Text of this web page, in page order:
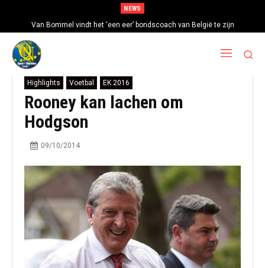
NEWS
Van Bommel vindt het ‘een eer’ bondscoach van België te zijn
Highlights Voetbal EK 2016
Rooney kan lachen om
Hodgson
09/10/2014